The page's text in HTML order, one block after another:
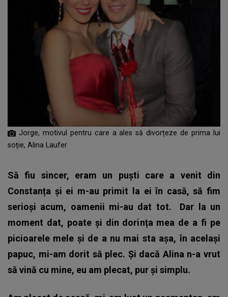
Jorge, motivul pentru care a ales să divorțeze de prima lui
soție, Alina Laufer
Să fiu sincer, eram un puști care a venit din
Constanța și ei m-au primit la ei în casă, să fim
serioși acum, oamenii mi-au dat tot. Dar la un
moment dat, poate și din dorința mea de a fi pe
picioarele mele și de a nu mai sta așa, în același
papuc, mi-am dorit să plec. Și dacă Alina n-a vrut
să vină cu mine, eu am plecat, pur și simplu.